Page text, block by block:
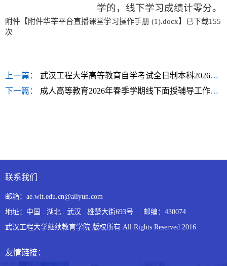
学的，线下学习成绩计零分。
附件【 附件华莘平台直播课堂学习操作手册 (1).docx】已下载155
次
上一篇：
武汉工程大学高等教育自学考试全日制本科2026年度项目说明
下一篇：
成人高等教育2026年春季学期线下面授辅导工作通知
联系我们
邮箱：ae.wit.edu.cn@aliyun.com
地址：中国 . 湖北 . 武汉 . 雄楚大街693号 邮编：430074
武汉工程大学继续教育学院 版权所有 All Rights Reserved 2016
友情链接：